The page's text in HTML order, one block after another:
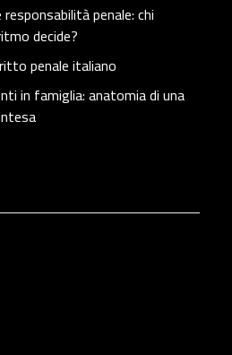
penale: chi
decide?
penale italiano
in famiglia: anatomia di una